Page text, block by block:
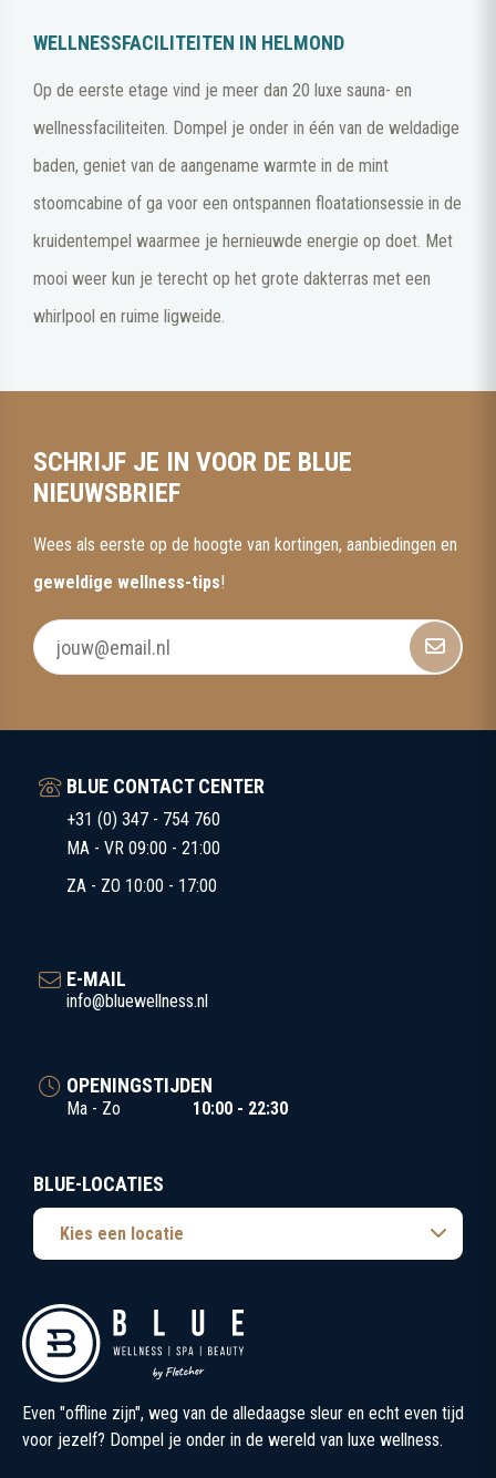
WELLNESSFACILITEITEN IN HELMOND
Op de eerste etage vind je meer dan 20 luxe sauna- en
wellnessfaciliteiten. Dompel je onder in één van de weldadige
baden, geniet van de aangename warmte in de mint
stoomcabine of ga voor een ontspannen floatationsessie in de
kruidentempel waarmee je hernieuwde energie op doet. Met
mooi weer kun je terecht op het grote dakterras met een
whirlpool en ruime ligweide.
SCHRIJF JE IN VOOR DE BLUE
NIEUWSBRIEF
Wees als eerste op de hoogte van kortingen, aanbiedingen en
geweldige wellness-tips!
BLUE CONTACT CENTER
+31 (0) 347 - 754 760
MA - VR 09:00 - 21:00
ZA - ZO 10:00 - 17:00
E-MAIL
info@bluewellness.nl
OPENINGSTIJDEN
Ma - Zo 10:00 - 22:30
BLUE-LOCATIES
Kies een locatie
Even "offline zijn", weg van de alledaagse sleur en echt even tijd
voor jezelf? Dompel je onder in de wereld van luxe wellness.